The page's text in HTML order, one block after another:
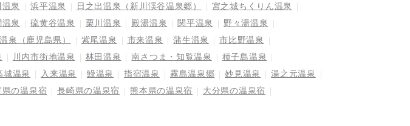
泉 浜平温泉 日之出温泉（新川渓谷温泉郷）
宮之城ちくりん温泉
泉 硫黄谷温泉 栗川温泉 殿湯温泉 関平温泉
野々湯温泉
泉（鹿児島県） 紫尾温泉 市来温泉 蒲生温泉
市比野温泉
川内市街地温泉 林田温泉 南さつま・知覧温泉
種子島温泉
城温泉 入来温泉 鰻温泉 指宿温泉 霧島温泉郷 妙見温泉
湯之元温泉
県の温泉宿 長崎県の温泉宿 熊本県の温泉宿
大分県の温泉宿